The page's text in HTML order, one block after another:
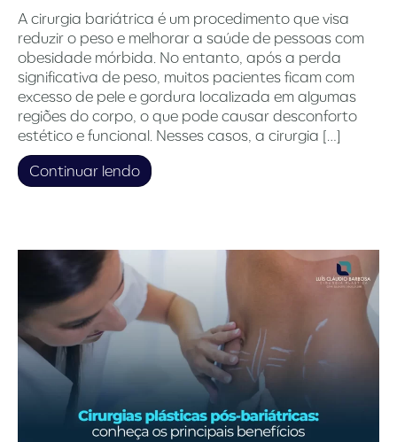
A cirurgia bariátrica é um procedimento que visa
reduzir o peso e melhorar a saúde de pessoas com
obesidade mórbida. No entanto, após a perda
significativa de peso, muitos pacientes ficam com
excesso de pele e gordura localizada em algumas
regiões do corpo, o que pode causar desconforto
estético e funcional. Nesses casos, a cirurgia […]
Continuar lendo